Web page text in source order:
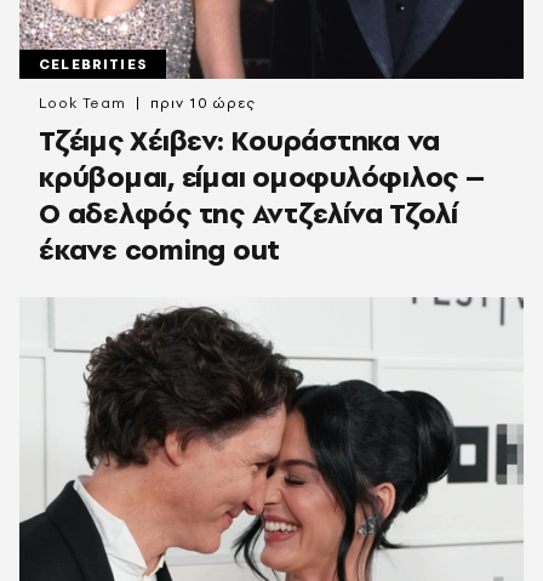
CELEBRITIES
Τζέιμς Χέιβεν: Κουράστηκα να
κρύβομαι, είμαι ομοφυλόφιλος –
Ο αδελφός της Αντζελίνα Τζολί
έκανε coming out
Look Team πριν 10 ώρες